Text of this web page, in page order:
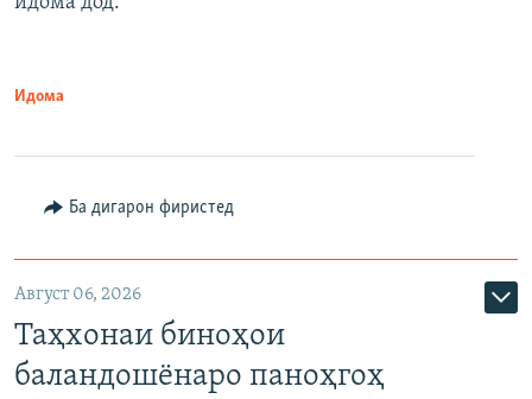
Идома
Ба дигарон фиристед
Август 06, 2026
Таҳхонаи биноҳои
баландошёнаро паноҳгоҳ